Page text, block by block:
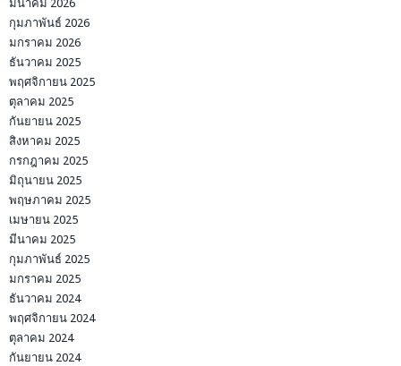
มีนาคม 2026
กุมภาพันธ์ 2026
มกราคม 2026
ธันวาคม 2025
พฤศจิกายน 2025
ตุลาคม 2025
กันยายน 2025
สิงหาคม 2025
กรกฎาคม 2025
มิถุนายน 2025
พฤษภาคม 2025
เมษายน 2025
มีนาคม 2025
กุมภาพันธ์ 2025
มกราคม 2025
ธันวาคม 2024
พฤศจิกายน 2024
ตุลาคม 2024
กันยายน 2024